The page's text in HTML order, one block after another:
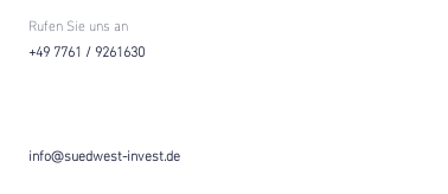
Rufen Sie uns an
+49 7761 / 9261630
info@suedwest-invest.de